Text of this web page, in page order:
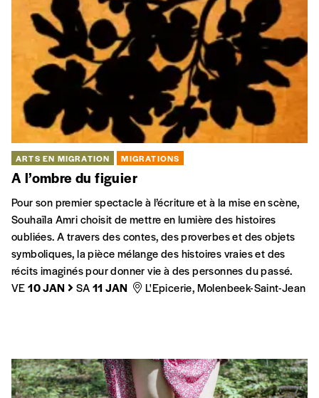
ARTS EN MIGRATION MIGRATIONS
A l’ombre du figuier
Pour son premier spectacle à l’écriture et à la mise en scène,
Souhaïla Amri choisit de mettre en lumière des histoires
oubliées. A travers des contes, des proverbes et des objets
symboliques, la pièce mélange des histoires vraies et des
récits imaginés pour donner vie à des personnes du passé.
VE10 JAN SA11 JAN L'Epicerie, Molenbeek-Saint-Jean